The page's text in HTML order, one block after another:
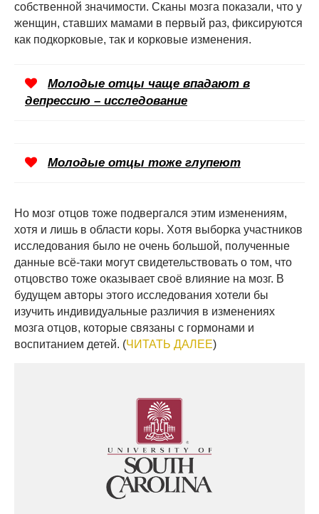
собственной значимости. Сканы мозга показали, что у
женщин, ставших мамами в первый раз, фиксируются
как подкорковые, так и корковые изменения.
Молодые отцы чаще впадают в
депрессию – исследование
Молодые отцы тоже глупеют
Но мозг отцов тоже подвергался этим изменениям,
хотя и лишь в области коры. Хотя выборка участников
исследования было не очень большой, полученные
данные всё-таки могут свидетельствовать о том, что
отцовство тоже оказывает своё влияние на мозг. В
будущем авторы этого исследования хотели бы
изучить индивидуальные различия в изменениях
мозга отцов, которые связаны с гормонами и
воспитанием детей. (ЧИТАТЬ ДАЛЕЕ)